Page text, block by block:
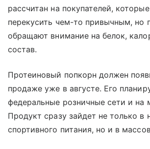
рассчитан на покупателей,
перекусить чем-то привычным, но
обращают внимание на белок,
состав.
Протеиновый попкорн должен
продаже уже в августе. Его
федеральные розничные сети и на
Продукт сразу зайдет не только в
спортивного питания, но и в